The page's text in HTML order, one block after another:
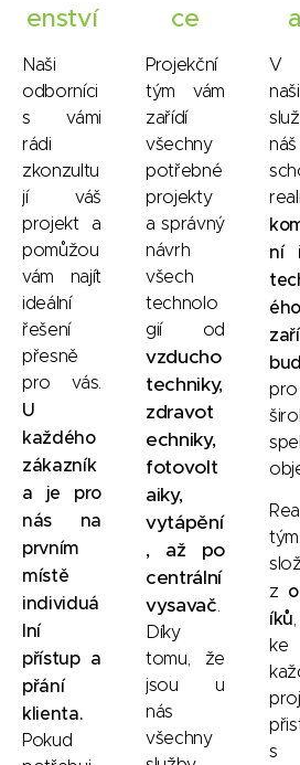
enství
Naši
odborníci
s vámi
rádi
zkonzultu
jí váš
projekt a
pomůžou
vám najít
ideální
řešení
přesně
pro vás.
U
každého
zákazník
a je pro
nás na
prvním
místě
individuá
lní
přístup a
přání
klienta.
Pokud
ce
Projekční
tým vám
zařídí
všechny
potřebné
projekty
a správný
návrh
všech
technolo
gií od
vzducho
techniky,
zdravot
echniky,
fotovolt
aiky,
vytápění
, až po
centrální
vysavač
Díky
tomu, že
jsou u
nás
všechny
V
ní
ého
pro
z
íků
ke
s